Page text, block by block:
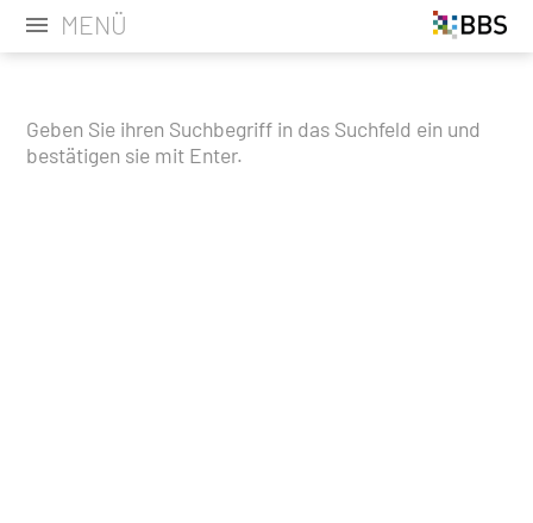
MENÜ
Geben Sie ihren Suchbegriff in das Suchfeld ein und
bestätigen sie mit Enter.